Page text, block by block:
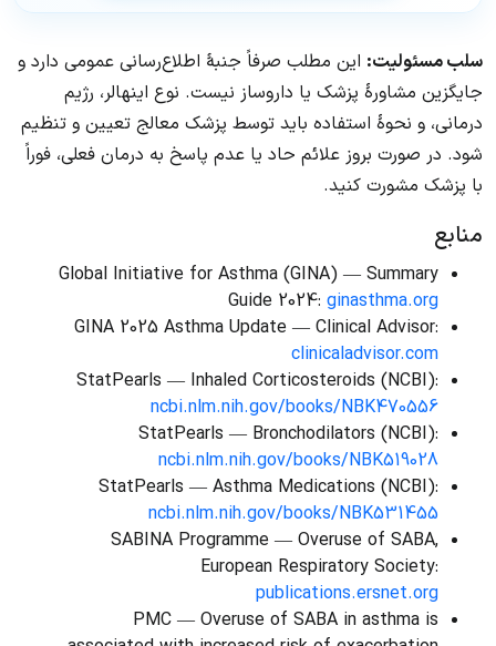
سلب مسئولیت: این مطلب صرفاً جنبهٔ اطلاع‌رسانی عمومی دارد و
جایگزین مشاورهٔ پزشک یا داروساز نیست. نوع اینهالر، رژیم
درمانی، و نحوهٔ استفاده باید توسط پزشک معالج تعیین و تنظیم
شود. در صورت بروز علائم حاد یا عدم پاسخ به درمان فعلی، فوراً
با پزشک مشورت کنید.
منابع
Global Initiative for Asthma (GINA) — Summary
Guide 2024: ginasthma.org
GINA 2025 Asthma Update — Clinical Advisor:
clinicaladvisor.com
StatPearls — Inhaled Corticosteroids (NCBI):
ncbi.nlm.nih.gov/books/NBK470556
StatPearls — Bronchodilators (NCBI):
ncbi.nlm.nih.gov/books/NBK519028
StatPearls — Asthma Medications (NCBI):
ncbi.nlm.nih.gov/books/NBK531455
SABINA Programme — Overuse of SABA,
European Respiratory Society:
publications.ersnet.org
PMC — Overuse of SABA in asthma is